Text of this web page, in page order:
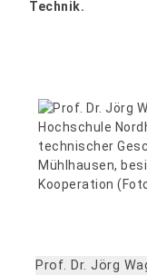
Technik.
Prof. Dr. Jörg